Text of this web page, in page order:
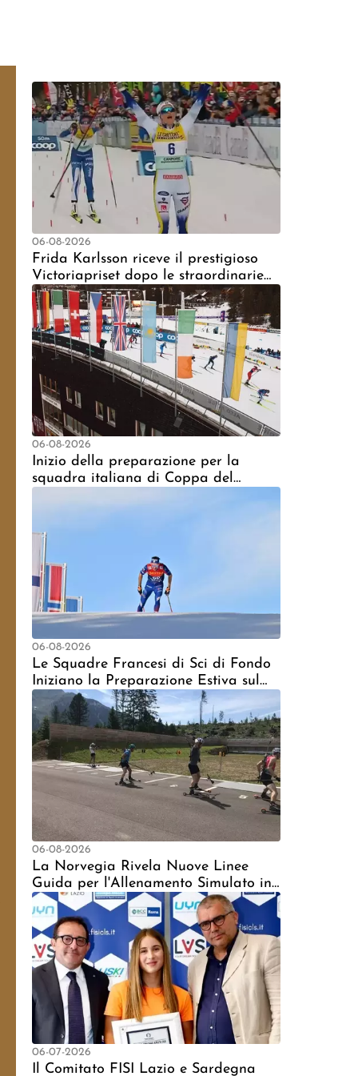
06-08-2026
Frida Karlsson riceve il prestigioso
Victoriapriset dopo le straordinarie
Olimpiadi di Milano-Cortina 2026
06-08-2026
Inizio della preparazione per la
squadra italiana di Coppa del
06-08-2026
Le Squadre Francesi di Sci di Fondo
Iniziano la Preparazione Estiva sul
Ghiacciaio di Tignes
06-08-2026
La Norvegia Rivela Nuove Linee
Guida per l'Allenamento Simulato in
Altitudine Dopo la Tragedia di
Bakken
06-07-2026
Il Comitato FISI Lazio e Sardegna